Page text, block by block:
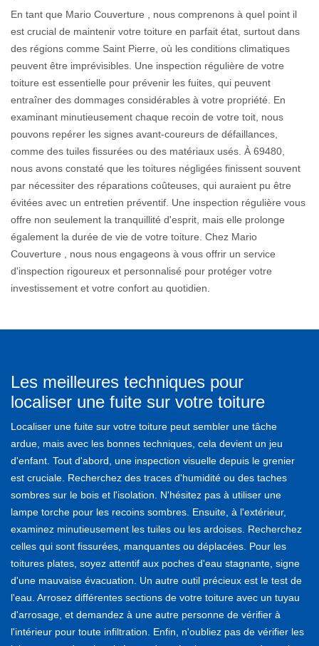
En tant que Mario Couverture , nous comprenons à quel point il
est crucial de maintenir votre toiture en parfait état, surtout dans
des régions comme Saint Pierre, où les conditions climatiques
peuvent être imprévisibles. Une inspection régulière de votre
toiture est essentielle pour prévenir les fuites, qui peuvent
entraîner des dommages considérables à votre propriété. En
examinant minutieusement chaque recoin de votre toit, nous
pouvons repérer les signes avant-coureurs de défaillances,
comme des tuiles fissurées ou des matériaux usés. À 69480,
nous avons constaté que les toitures négligées finissent souvent
par nécessiter des réparations coûteuses, qui auraient pu être
évitées avec un entretien préventif. Une inspection régulière vous
offre non seulement la tranquillité d'esprit, mais elle prolonge
également la durée de vie de votre toiture. Chez Mario
Couverture , nous nous engageons à vous offrir un service
d'inspection rigoureux et personnalisé pour protéger votre
investissement et votre confort au quotidien.
Les meilleures techniques pour
localiser une fuite sur votre toiture
Localiser une fuite sur votre toiture peut sembler une tâche
ardue, mais avec les bonnes techniques, cela devient un jeu
d'enfant. Tout d'abord, une inspection visuelle depuis le grenier
est cruciale. Recherchez des traces d'humidité ou des taches
sombres sur le bois et l'isolation. N'hésitez pas à utiliser une
lampe torche pour les recoins sombres. Ensuite, à l'extérieur,
examinez minutieusement les tuiles ou les ardoises. Recherchez
celles qui sont fissurées, manquantes ou déplacées. Pour les
toitures plates, soyez attentif aux poches d'eau stagnante, signe
d'une mauvaise évacuation. Un autre outil précieux est le test de
l'eau. Arrosez différentes sections de votre toiture avec un tuyau
d'arrosage, et demandez à une autre personne de vérifier à
l'intérieur pour toute infiltration. Enfin, n'oubliez pas de vérifier les